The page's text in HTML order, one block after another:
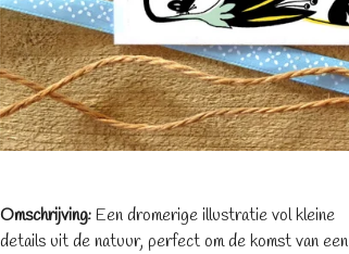
Omschrijving:Een dromerige illustratie vol kleine
details uit de natuur, perfect om de komst van een